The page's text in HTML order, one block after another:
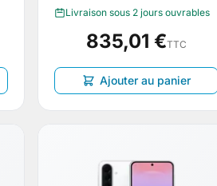
Livraison sous 2 jours ouvrables
835,01 €TTC
Ajouter au panier